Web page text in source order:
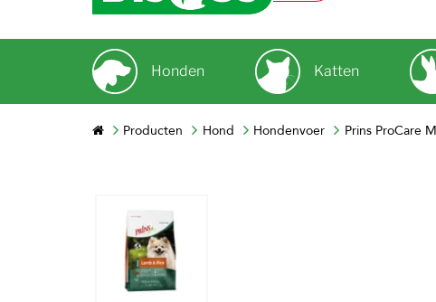
Honden Katten
Producten Hond Hondenvoer Prins ProCare